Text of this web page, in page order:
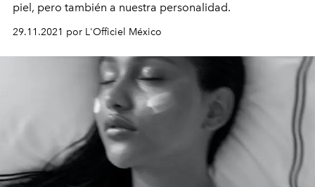
piel, pero también a nuestra personalidad.
29.11.2021 por L'Officiel México